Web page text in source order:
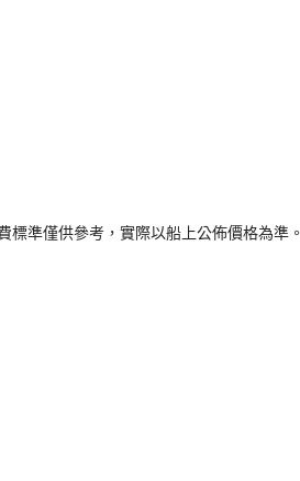
準僅供參考，實際以船上公佈價格為準。